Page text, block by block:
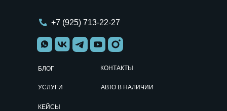
БЛОГ
УСЛУГИ
КЕЙСЫ
КОНТАКТЫ
АВТО В НАЛИЧИИ
+7 (925) 713-22-27